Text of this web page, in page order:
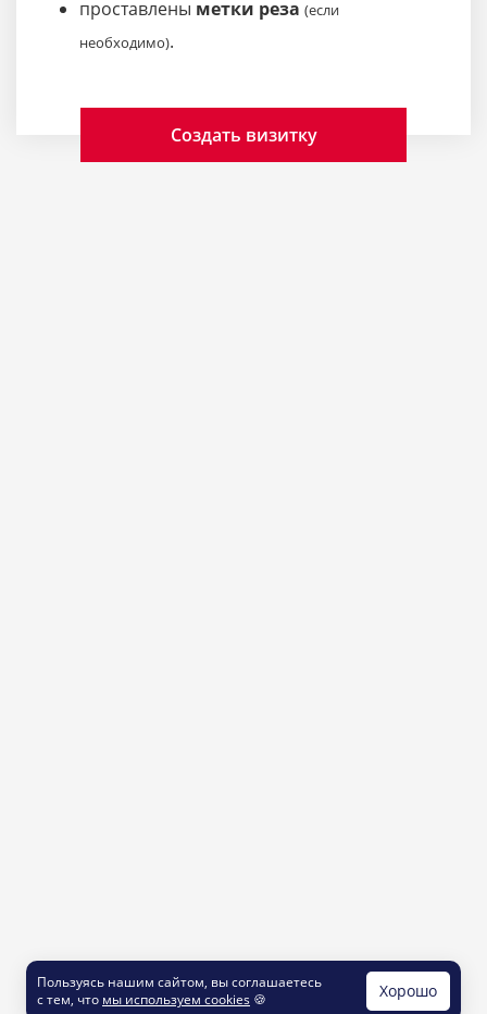
проставлены метки реза (если
необходимо).
Создать визитку
Пользуясь нашим сайтом, вы соглашаетесь
с тем, что мы используем cookies 🍪 Хорошо